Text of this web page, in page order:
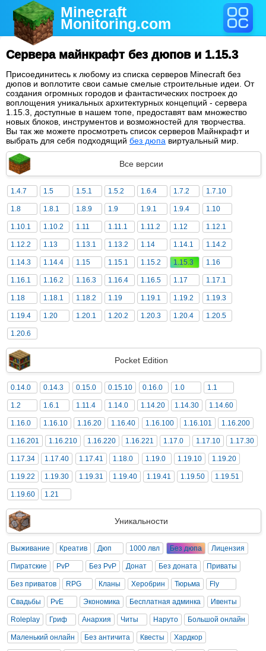
Minecraft
Monitoring.com
Сервера майнкрафт без дюпов и 1.15.3
Присоединитесь к любому из списка серверов Minecraft без
дюпов и воплотите свои самые смелые строительные идеи. От
создания огромных городов и фантастических построек до
воплощения уникальных архитектурных концепций - сервера
1.15.3, доступные в нашем топе, предоставят вам множество
новых блоков, инструментов и возможностей для творчества.
Вы так же можете просмотреть список серверов Майнкрафт и
выбрать для себя подходящий без дюпа виртуальный мир.
Все версии
1.4.7 1.5 1.5.1 1.5.2 1.6.4 1.7.2 1.7.10
1.8 1.8.1 1.8.9 1.9 1.9.1 1.9.4 1.10
1.10.1 1.10.2 1.11 1.11.1 1.11.2 1.12 1.12.1
1.12.2 1.13 1.13.1 1.13.2 1.14 1.14.1 1.14.2
1.14.3 1.14.4 1.15 1.15.1 1.15.2 1.15.3 1.16
1.16.1 1.16.2 1.16.3 1.16.4 1.16.5 1.17 1.17.1
1.18 1.18.1 1.18.2 1.19 1.19.1 1.19.2 1.19.3
1.19.4 1.20 1.20.1 1.20.2 1.20.3 1.20.4 1.20.5
1.20.6
Pocket Edition
0.14.0 0.14.3 0.15.0 0.15.10 0.16.0 1.0 1.1
1.2 1.6.1 1.11.4 1.14.0 1.14.20 1.14.30 1.14.60
1.16.0 1.16.10 1.16.20 1.16.40 1.16.100 1.16.101 1.16.200
1.16.201 1.16.210 1.16.220 1.16.221 1.17.0 1.17.10 1.17.30
1.17.34 1.17.40 1.17.41 1.18.0 1.19.0 1.19.10 1.19.20
1.19.22 1.19.30 1.19.31 1.19.40 1.19.41 1.19.50 1.19.51
1.19.60 1.21
Уникальности
Выживание Креатив Дюп 1000 лвл Без дюпа Лицензия
Пиратские PvP Без PvP Донат Без доната Приваты
Без приватов RPG Кланы Херобрин Тюрьма Fly
Свадьбы PvE Экономика Бесплатная админка Ивенты
Roleplay Гриф Анархия Читы Наруто Большой онлайн
Маленький онлайн Без античита Квесты Хардкор